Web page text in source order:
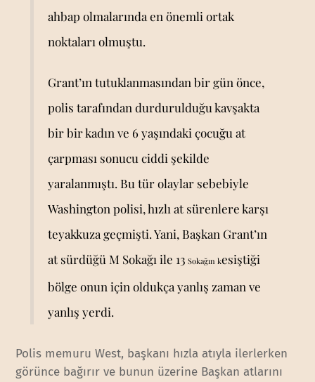
ahbap olmalarında en önemli ortak
noktaları olmuştu.
Grant’ın tutuklanmasından bir gün önce,
polis tarafından durdurulduğu kavşakta
bir bir kadın ve 6 yaşındaki çocuğu at
çarpması sonucu ciddi şekilde
yaralanmıştı. Bu tür olaylar sebebiyle
Washington polisi, hızlı at sürenlere karşı
teyakkuza geçmişti. Yani, Başkan Grant’ın
at sürdüğü M Sokağı ile 13 Sokağın kesiştiği
bölge onun için oldukça yanlış zaman ve
yanlış yerdi.
Polis memuru West, başkanı hızla atıyla ilerlerken
görünce bağırır ve bunun üzerine Başkan atlarını